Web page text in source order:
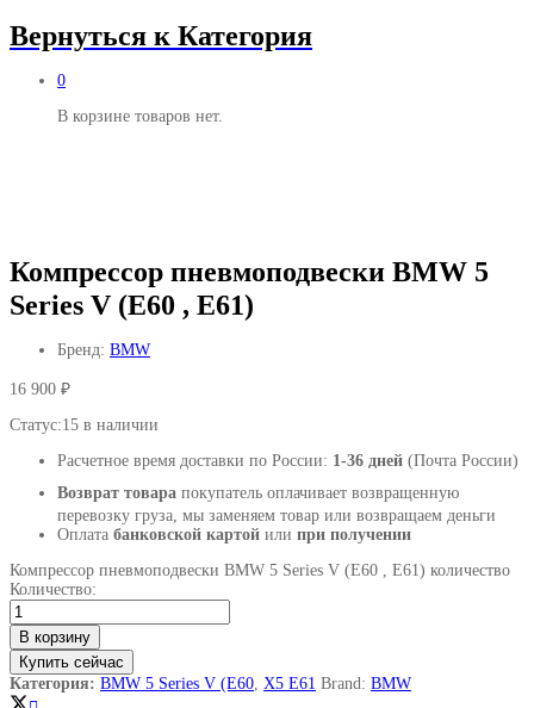
Вернуться к Категория
0
В корзине товаров нет.
Компрессор пневмоподвески BMW 5
Series V (E60 , E61)
Бренд: BMW
16 900 ₽
Статус:15 в наличии
Расчетное время доставки по России: 1-36 дней (Почта России)
Возврат товара покупатель оплачивает возвращенную
перевозку груза, мы заменяем товар или возвращаем деньги
Оплата банковской картой или при получении
Компрессор пневмоподвески BMW 5 Series V (E60 , E61) количество
Количество:
В корзину
Купить сейчас
Категория: BMW 5 Series V (E60, X5 E61 Brand: BMW